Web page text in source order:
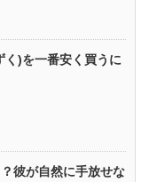
く)を一番安く買うに
彼が自然に手放せな